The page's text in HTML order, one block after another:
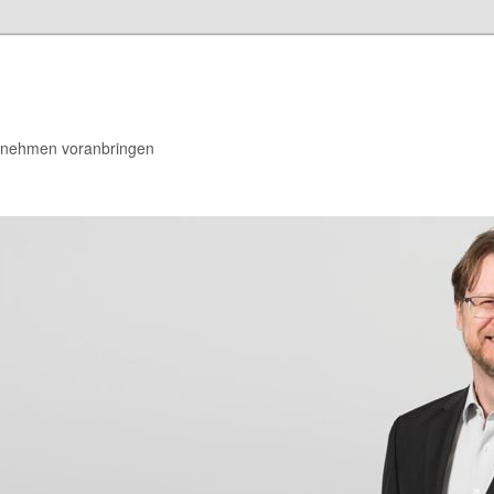
voranbringen